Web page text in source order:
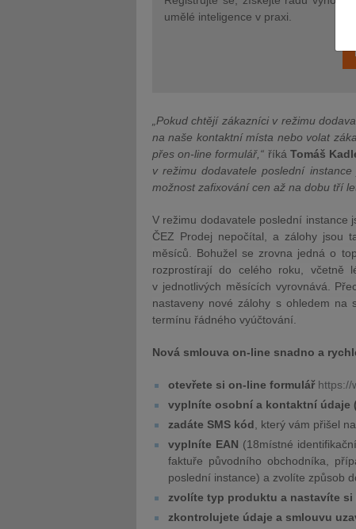
umělé inteligence v praxi.
„Pokud chtějí zákazníci v režimu
na naše kontaktní místa nebo volat
přes on-line formulář,“ říká Tomáš
v režimu dodavatele poslední
možnost zafixování cen až na dobu tří
V režimu dodavatele poslední instance
ČEZ Prodej nepočítal, a zálohy jsou
měsíců. Bohužel se zrovna jedná o
rozprostírají do celého roku,
v jednotlivých měsících vyrovnává.
nastaveny nové zálohy s ohledem
termínu řádného vyúčtování.
Nová smlouva on-line snadno a
otevřete si on-line formulář https://
vyplníte osobní a kontaktní údaje
zadáte SMS kód , který vám přišel
vyplníte EAN (18místné
faktuře původního obchodníka,
poslední instance) a zvolíte způsob
zvolíte typ produktu a nastavíte si
zkontrolujete údaje a smlouvu
Kurzy